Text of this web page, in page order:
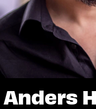
Anders